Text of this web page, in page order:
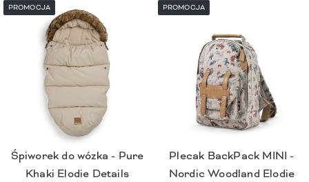
Śpiworek do wózka - Pure
Khaki Elodie Details
PROMOCJA
Plecak BackPack MINI -
Nordic Woodland Elodie
PROMOCJA